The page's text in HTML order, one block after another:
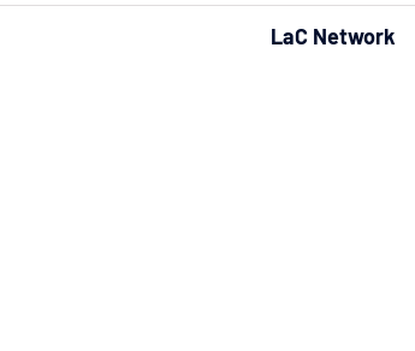
LaC Network